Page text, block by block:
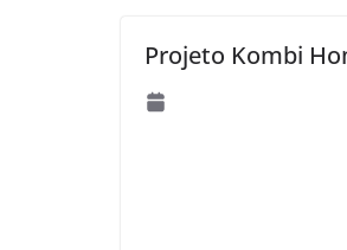
Projeto Kombi